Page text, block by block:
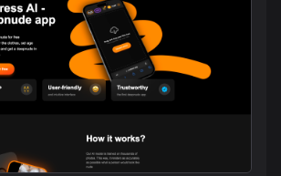
は、利用規約、プライバシーポリシ
リシーなどの厳格なポリシーの下で運営さ